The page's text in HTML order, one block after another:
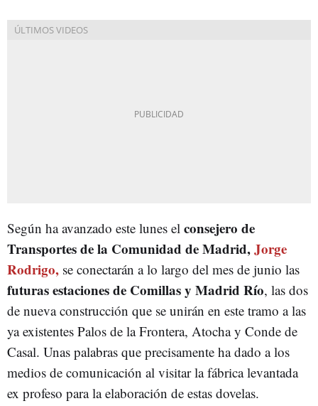
Según ha avanzado este lunes el consejero de
Transportes de la Comunidad de Madrid,Jorge
Rodrigo, se conectarán a lo largo del mes de junio las
futuras estaciones de Comillas y Madrid Río, las dos
de nueva construcción que se unirán en este tramo a las
ya existentes Palos de la Frontera, Atocha y Conde de
Casal. Unas palabras que precisamente ha dado a los
medios de comunicación al visitar la fábrica levantada
ex profeso para la elaboración de estas dovelas.